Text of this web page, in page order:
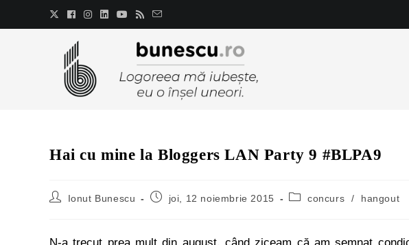
Hai cu mine la Bloggers LAN Party 9 #BLPA9
Ionut Bunescu joi, 12 noiembrie 2015 concurs / hangout